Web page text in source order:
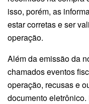
isso, porém, as
estar corretas e ser
operação.
Além da emissão da
chamados eventos
operação, recusas e
documento